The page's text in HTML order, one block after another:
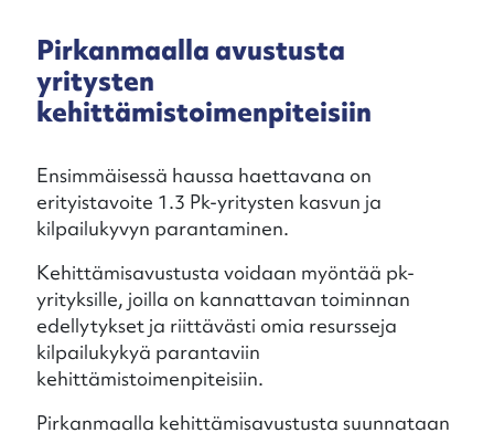
Pirkanmaalla avustusta
yritysten
kehittämistoimenpiteisiin
Ensimmäisessä haussa haettavana on
erityistavoite 1.3 Pk-yritysten kasvun ja
kilpailukyvyn parantaminen.
Kehittämisavustusta voidaan myöntää pk-
yrityksille, joilla on kannattavan toiminnan
edellytykset ja riittävästi omia resursseja
kilpailukykyä parantaviin
kehittämistoimenpiteisiin.
Pirkanmaalla kehittämisavustusta suunnataan